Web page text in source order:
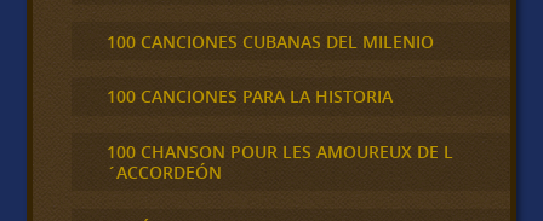
100 CANCIONES CUBANAS DEL MILENIO
100 CANCIONES PARA LA HISTORIA
100 CHANSON POUR LES AMOUREUX DE L
´ACCORDEÓN